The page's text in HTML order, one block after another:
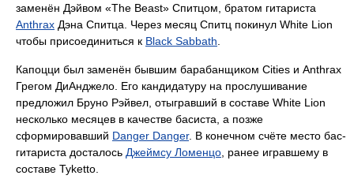
заменён Дэйвом «The Beast» Спитцом, братом гитариста
Anthrax Дэна Спитца. Через месяц Спитц покинул White Lion
чтобы присоединиться к Black Sabbath
Капоцци был заменён бывшим барабанщиком Cities и Anthrax
Грегом ДиАнджело. Его кандидатуру на прослушивание
предложил Бруно Рэйвел, отыгравший в составе White Lion
несколько месяцев в качестве басиста, а позже
сформировавший Danger Danger. В конечном счёте место бас-
гитариста досталось Джеймсу Ломенцо , ранее игравшему в
составе Tyketto.